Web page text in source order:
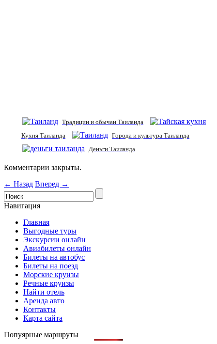
Традиции и обычаи Таиланда
Кухня Таиланда
Города и культура Таиланда
Деньги Таиланда
Комментарии закрыты.
← Назад Вперед →
Навигация
Главная
Выгодные туры
Экскурсии онлайн
Авиабилеты онлайн
Билеты на автобус
Билеты на поезд
Морские круизы
Речные круизы
Найти отель
Аренда авто
Контакты
Карта сайта
Попуярные маршруты